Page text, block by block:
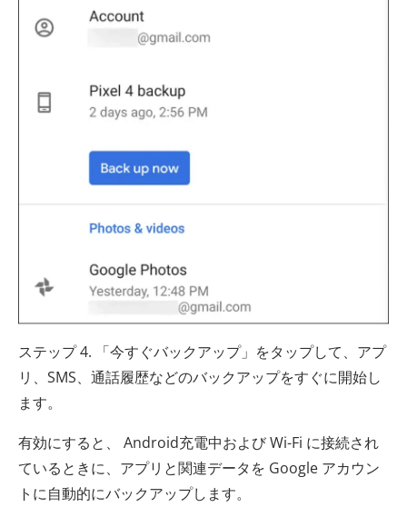
ステップ 4. 「今すぐバックアップ」をタップして、アプ
リ、SMS、通話履歴などのバックアップをすぐに開始し
ます。
有効にすると、 Android充電中および Wi-Fi に接続され
ているときに、アプリと関連データを Google アカウン
トに自動的にバックアップします。